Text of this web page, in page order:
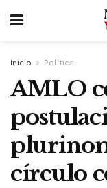
Inicio Política
AMLO
círculo